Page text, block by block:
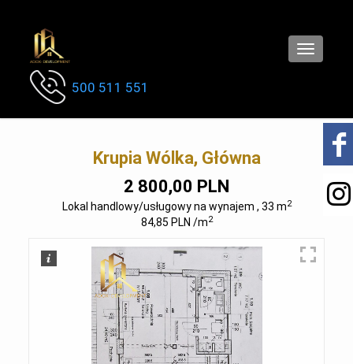
Toggle
500 511 551
Krupia Wólka, Główna
2 800,00 PLN
Lokal handlowy/usługowy na wynajem , 33 m2
84,85 PLN /m2